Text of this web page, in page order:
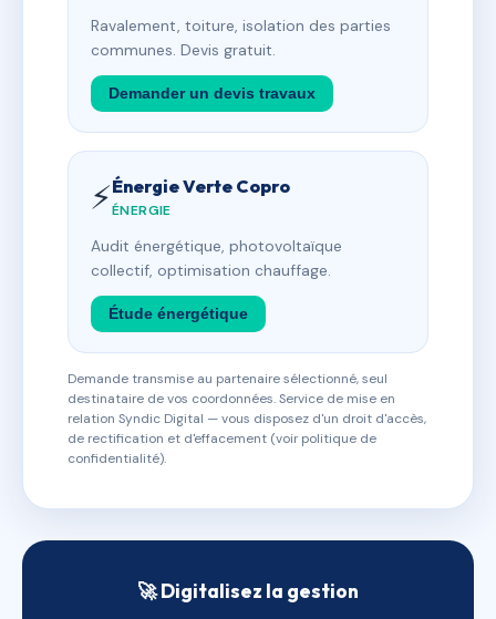
Ravalement, toiture, isolation des parties
communes. Devis gratuit.
Demander un devis travaux
⚡Énergie Verte Copro
ÉNERGIE
Audit énergétique, photovoltaïque
collectif, optimisation chauffage.
Étude énergétique
Demande transmise au partenaire sélectionné, seul
destinataire de vos coordonnées. Service de mise en
relation Syndic Digital — vous disposez d'un droit d'accès,
de rectification et d'effacement (voir politique de
confidentialité).
🚀 Digitalisez la gestion